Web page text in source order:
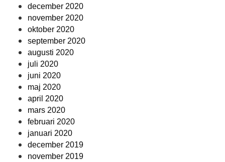
december 2020
november 2020
oktober 2020
september 2020
augusti 2020
juli 2020
juni 2020
maj 2020
april 2020
mars 2020
februari 2020
januari 2020
december 2019
november 2019